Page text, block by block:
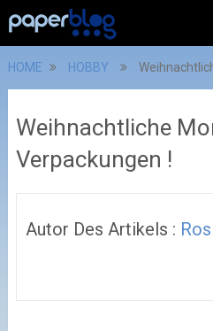
HOME HOBBY
Weihnachtliche
Verpackungen !
Autor Des Artikels :